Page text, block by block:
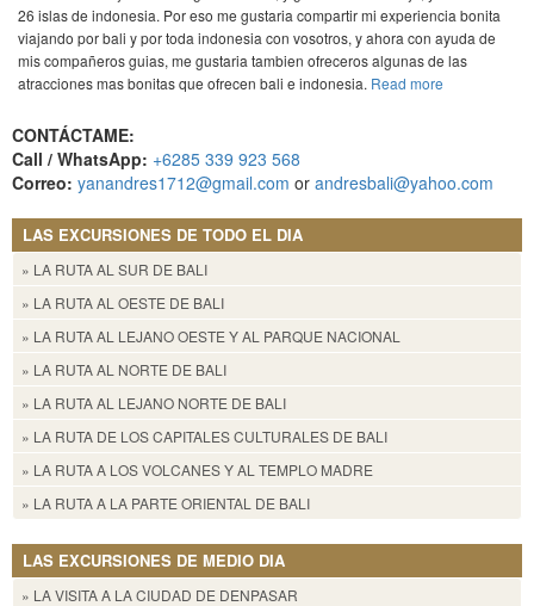
26 islas de indonesia. Por eso me gustaria compartir mi experiencia bonita
viajando por bali y por toda indonesia con vosotros, y ahora con ayuda de
mis compañeros guias, me gustaria tambien ofreceros algunas de las
atracciones mas bonitas que ofrecen bali e indonesia. Read more
CONTÁCTAME:
Call / WhatsApp: +6285 339 923 568
Correo: yanandres1712@gmail.com or andresbali@yahoo.com
LAS EXCURSIONES DE TODO EL DIA
» LA RUTA AL SUR DE BALI
» LA RUTA AL OESTE DE BALI
» LA RUTA AL LEJANO OESTE Y AL PARQUE NACIONAL
» LA RUTA AL NORTE DE BALI
» LA RUTA AL LEJANO NORTE DE BALI
» LA RUTA DE LOS CAPITALES CULTURALES DE BALI
» LA RUTA A LOS VOLCANES Y AL TEMPLO MADRE
» LA RUTA A LA PARTE ORIENTAL DE BALI
LAS EXCURSIONES DE MEDIO DIA
» LA VISITA A LA CIUDAD DE DENPASAR